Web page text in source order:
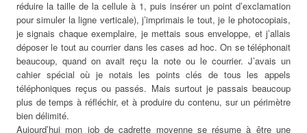
réduire la taille de la cellule à 1, puis insérer un point d’exclamation
pour simuler la ligne verticale), j’imprimais le tout, je le photocopiais,
je signais chaque exemplaire, je mettais sous enveloppe, et j’allais
déposer le tout au courrier dans les cases ad hoc. On se téléphonait
beaucoup, quand on avait reçu la note ou le courrier. J’avais un
cahier spécial où je notais les points clés de tous les appels
téléphoniques reçus ou passés. Mais surtout je passais beaucoup
plus de temps à réfléchir, et à produire du contenu, sur un périmètre
bien délimité.
Aujourd’hui mon job de cadrette moyenne se résume à être une